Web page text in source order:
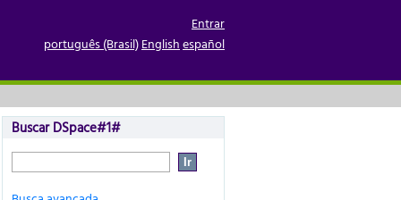
Entrar
português (Brasil)Englishespañol
Buscar DSpace#1#